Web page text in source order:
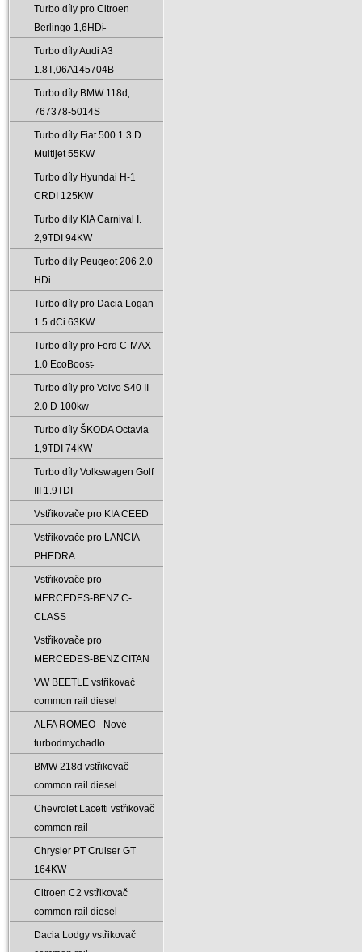
Turbo díly pro Citroen
Berlingo 1‚6HDi̵
Turbo díly Audi A3
1.8T‚06A145704B
Turbo díly BMW 118d‚
767378-5014S
Turbo díly Fiat 500 1.3 D
Multijet 55KW
Turbo díly Hyundai H-1
CRDI 125KW
Turbo díly KIA Carnival I.
2‚9TDI 94KW
Turbo díly Peugeot 206 2.0
HDi
Turbo díly pro Dacia Logan
1.5 dCi 63KW
Turbo díly pro Ford C-MAX
1.0 EcoBoost̵
Turbo díly pro Volvo S40 II
2.0 D 100kw
Turbo díly ŠKODA Octavia
1‚9TDI 74KW
Turbo díly Volkswagen Golf
III 1.9TDI
Vstřikovače pro KIA CEED
Vstřikovače pro LANCIA
PHEDRA
Vstřikovače pro
MERCEDES-BENZ C-
CLASS
Vstřikovače pro
MERCEDES-BENZ CITAN
VW BEETLE vstřikovač
common rail diesel
ALFA ROMEO - Nové
turbodmychadlo
BMW 218d vstřikovač
common rail diesel
Chevrolet Lacetti vstřikovač
common rail
Chrysler PT Cruiser GT
164KW
Citroen C2 vstřikovač
common rail diesel
Dacia Lodgy vstřikovač